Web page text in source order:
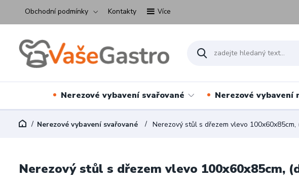
Obchodní podmínky Kontakty Více
Nerezové vybavení svařované Nerezové vybavení
Nerezové vybavení svařované Nerezový stůl s dřezem vlevo 100x60x85cm,
Nerezový stůl s dřezem vlevo 100x60x85cm,